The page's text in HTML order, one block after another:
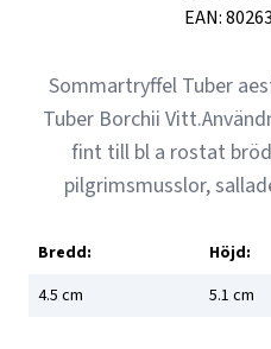
EAN:
Sommartryffel Tuber
Tuber Borchii
fint till bl a rostat
pilgrimsmusslor,
Bredd: Höjd:
4.5 cm 5.1 cm